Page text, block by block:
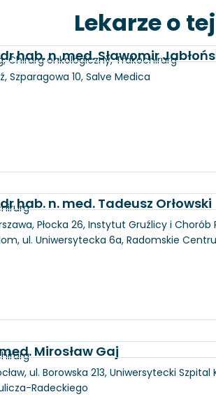
Lekarze o
hab. n. med. Sławomir
Chirurg onkologiczny, Trakochirurg
Szparagowa 10, Salve Medica
hab. n. med. Tadeusz Orłowski
Płocka 26, Instytut Gruźlicy i Chorób
ul. Uniwersytecka 6a, Radomskie
Mirosław Gaj
ul. Borowska 213, Uniwersytecki
Radeckiego